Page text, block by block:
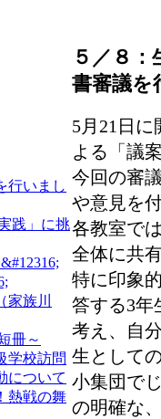
行いまし
践」に挑
族川
冊～
学校訪問
について
熱戦の舞
５／８
書審議を
5月21日
よる「議
今回の審
や意見を
各教室で
全体に共
特に印象
答する3年
考え、自
生として
小集団で
の明確な